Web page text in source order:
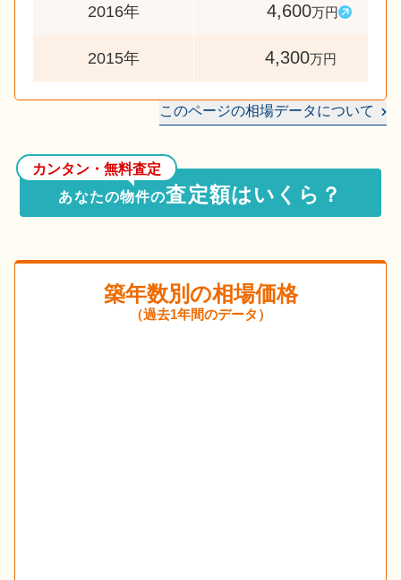
2016年 4,600万円
2015年 4,300万円
このページの相場データについて
カンタン・無料査定
あなたの物件の査定額はいくら？
築年数別の相場価格
（過去1年間のデータ）